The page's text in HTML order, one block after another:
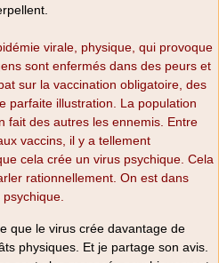
virale, physique, qui provoque
sont enfermés dans des peurs et
sur la vaccination obligatoire, des
parfaite illustration. La population
fait des autres les ennemis. Entre
vaccins, il y a tellement
cela crée un virus psychique. Cela
rationnellement. On est dans
psychique.
que le virus crée davantage de
physiques. Et je partage son avis.